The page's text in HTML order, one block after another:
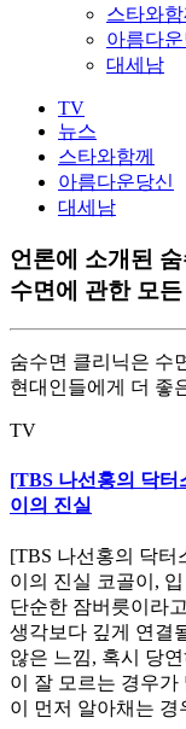
스타와함
아름다
대세남
TV
뉴스
스타와함께
아름다운당신
대세남
언론에 소개된
수면에 관한 모
숨수면 클리닉은 수
현대인들에게 더 좋
TV
[TBS 나선홍의 닥터
이의 진실
[TBS 나선홍의 닥터
이의 진실 코골이,
단순한 잠버릇이라
생각보다 깊게 연결
않은 느낌, 혹시 당
이 잘 모르는 경우
이 먼저 알아채는